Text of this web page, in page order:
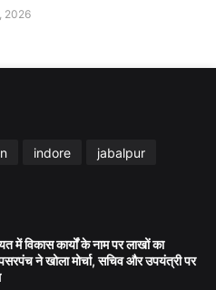
2026
indore jabalpur
में विकास कार्यों के नाम पर लाखों का
ने खोला मोर्चा, सचिव और उपयंत्री पर